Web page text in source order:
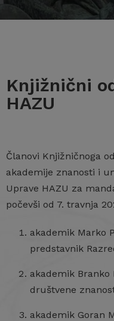
Knjižnični
HAZU
Članovi Knjižničnoga
akademije znanosti i
Uprave HAZU za
počevši od 7. travnja
akademik Marko
predstavnik
akademik Branko
društvene
akademik Goran